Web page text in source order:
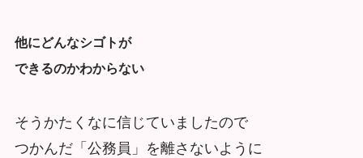
他にどんなシゴトが
できるのかわからない
そうかたくなに信じていましたので
つかんだ「公務員」を離さないように